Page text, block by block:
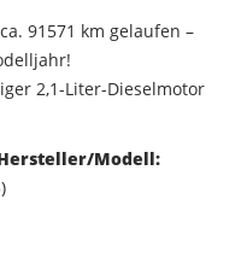
91571 km gelaufen –
2,1-Liter-Dieselmotor
Modell: